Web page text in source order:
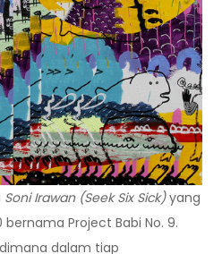
Soni Irawan (Seek Six Sick)yang
Project Babi No. 9.
dalam tiap